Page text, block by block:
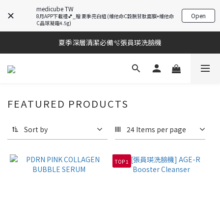
medicube TW
8月APP下載禮💕_贈 夏季亮白組 (維他命C穀胱甘肽面膜+維他命
C晶球凝霜4.5g)
Open
酷暑對策🧬PDRN修護方案五折起
酷暑對策🧬PDRN修護方案五折起
夏季深層清潔必備🫧張員瑛洗臉機
加入LINE好友💚即享免運🛒
FEATURED PRODUCTS
Sort by 24 Items per page
TOP 1